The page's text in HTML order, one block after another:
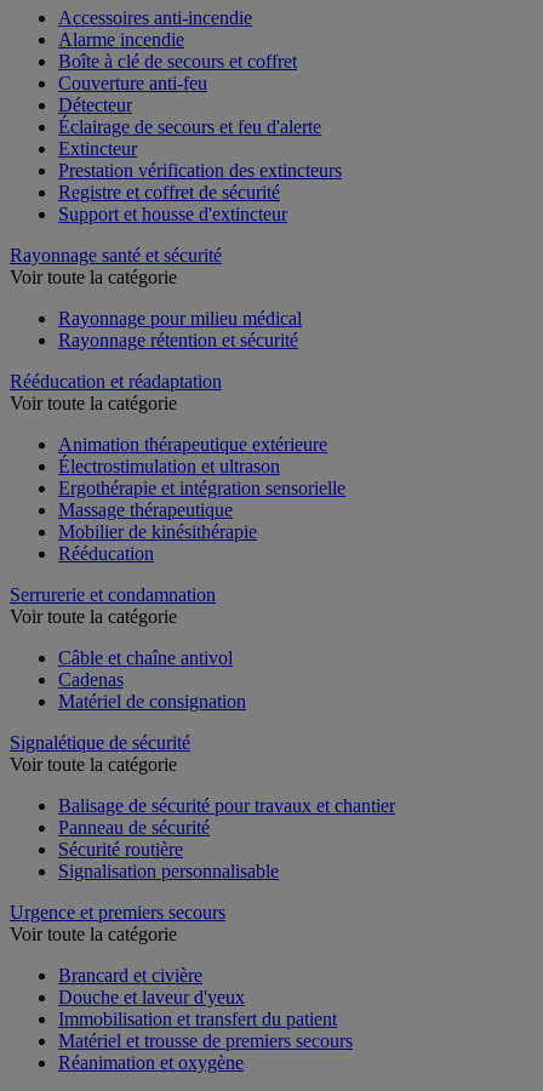
Accessoires anti-incendie
Alarme incendie
Boîte à clé de secours et coffret
Couverture anti-feu
Détecteur
Éclairage de secours et feu d'alerte
Extincteur
Prestation vérification des extincteurs
Registre et coffret de sécurité
Support et housse d'extincteur
Rayonnage santé et sécurité
Voir toute la catégorie
Rayonnage pour milieu médical
Rayonnage rétention et sécurité
Rééducation et réadaptation
Voir toute la catégorie
Animation thérapeutique extérieure
Électrostimulation et ultrason
Ergothérapie et intégration sensorielle
Massage thérapeutique
Mobilier de kinésithérapie
Rééducation
Serrurerie et condamnation
Voir toute la catégorie
Câble et chaîne antivol
Cadenas
Matériel de consignation
Signalétique de sécurité
Voir toute la catégorie
Balisage de sécurité pour travaux et chantier
Panneau de sécurité
Sécurité routière
Signalisation personnalisable
Urgence et premiers secours
Voir toute la catégorie
Brancard et civière
Douche et laveur d'yeux
Immobilisation et transfert du patient
Matériel et trousse de premiers secours
Réanimation et oxygène